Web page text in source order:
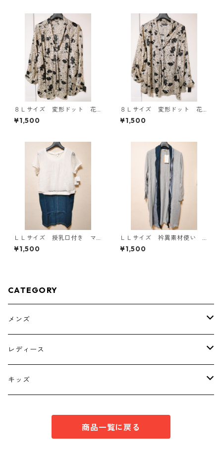
８Ｌサイズ 変形ドット 花
柄 ボウタイブラウス オフ
ホワイト KAE-4769
¥1,500
８Ｌサイズ 変形ドット 花
柄 ボウタイブラウス オフ
ホワイト KAE-4770
¥1,500
ＬＬサイズ 授乳口付き マ
タニティ ドッキングワンピ
ース ホワイト×ブルー KAE
¥1,500
ＬＬサイズ 衿異素材使い
トッパーカーディガン グレ
ー KAE-4807
¥1,500
CATEGORY
メンズ
トップス
ボトムス
レディース
トップス
キッズ
商品一覧に戻る